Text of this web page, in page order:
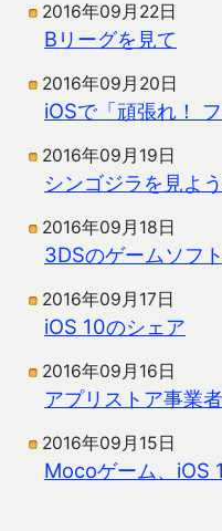
2016年09月22日
Bリーグを見て
2016年09月20日
iOSで「頑張れ！
2016年09月19日
シンゴジラを見よ
2016年09月18日
3DSのゲームソフ
2016年09月17日
iOS 10のシェア
2016年09月16日
アプリストア事業
2016年09月15日
Mocoゲーム、iOS